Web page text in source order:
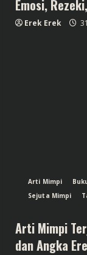
Emosi,
Erek Erek
Arti Mimpi
Sejuta Mimpi
Arti Mimpi
dan Angka